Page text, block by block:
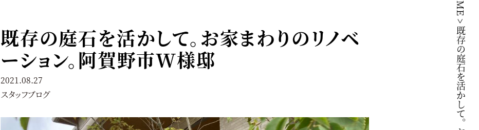
>
既存の庭石を活かして。お家まわりのリノベ
ーション。阿賀野市W様邸
2021.08.27
スタッフブログ